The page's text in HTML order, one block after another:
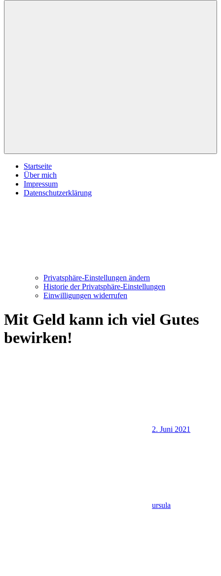
Startseite
Über mich
Impressum
Datenschutzerklärung
Privatsphäre-Einstellungen ändern
Historie der Privatsphäre-Einstellungen
Einwilligungen widerrufen
Mit Geld kann ich viel Gutes
bewirken!
2. Juni 2021
ursula